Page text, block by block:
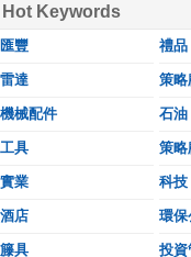
Hot Keywords
匯豐 禮品
雷達 策略
機械配件 石油
工具 策略
實業 科技
酒店 環保
籐具 投資